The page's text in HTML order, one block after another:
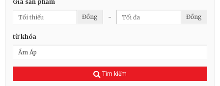
Giá sản phẩm
Đồng - Đồng
từ khóa
Tìm kiếm